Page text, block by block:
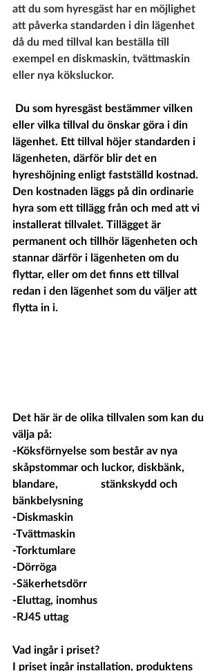
att du som hyresgäst har en möjlighet
att påverka standarden i din lägenhet
då du med tillval kan beställa till
exempel en diskmaskin, tvättmaskin
eller nya köksluckor.
eller vilka tillval du önskar göra i din
lägenhet. Ett tillval höjer standarden i
lägenheten, därför blir det en
hyreshöjning enligt fastställd kostnad.
Den kostnaden läggs på din ordinarie
hyra som ett tillägg från och med att vi
installerat tillvalet. Tillägget är
permanent och tillhör lägenheten och
stannar därför i lägenheten om du
flyttar, eller om det finns ett tillval
redan i den lägenhet som du väljer att
flytta in i.
Det här är de olika tillvalen som kan du
välja på:
-Köksförnyelse som består av nya
skåpstommar och luckor, diskbänk,
blandare, 		  stänkskydd och
bänkbelysning
-Diskmaskin
-Tvättmaskin
-Torktumlare
-Dörröga
-Säkerhetsdörr
-Eluttag, inomhus
-RJ45 uttag
Vad ingår i priset?
I priset ingår installation, produktens